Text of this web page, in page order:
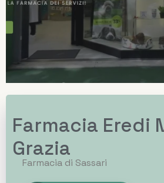
Farmacia Eredi
Grazia
Farmacia di Sassari